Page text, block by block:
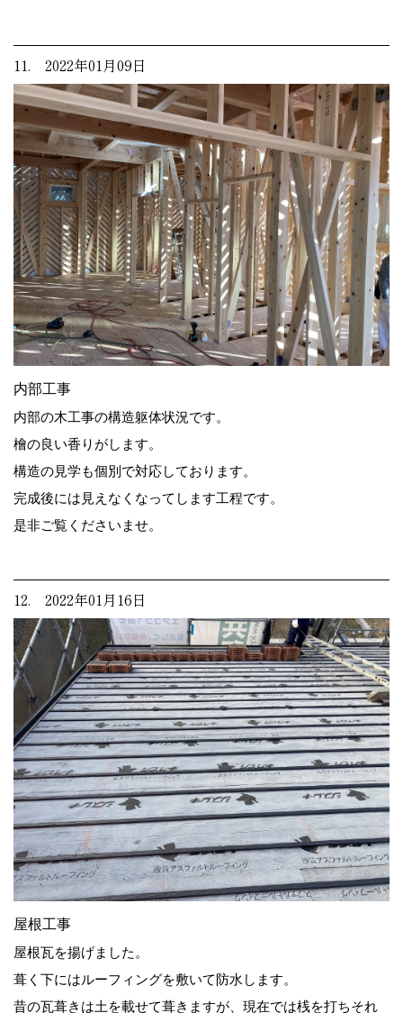
11. 2022年01月09日
内部工事
内部の木工事の構造躯体状況です。
檜の良い香りがします。
構造の見学も個別で対応しております。
完成後には見えなくなってします工程です。
是非ご覧くださいませ。
12. 2022年01月16日
屋根工事
屋根瓦を揚げました。
葺く下にはルーフィングを敷いて防水します。
昔の瓦葺きは土を載せて葺きますが、現在では桟を打ちそれ